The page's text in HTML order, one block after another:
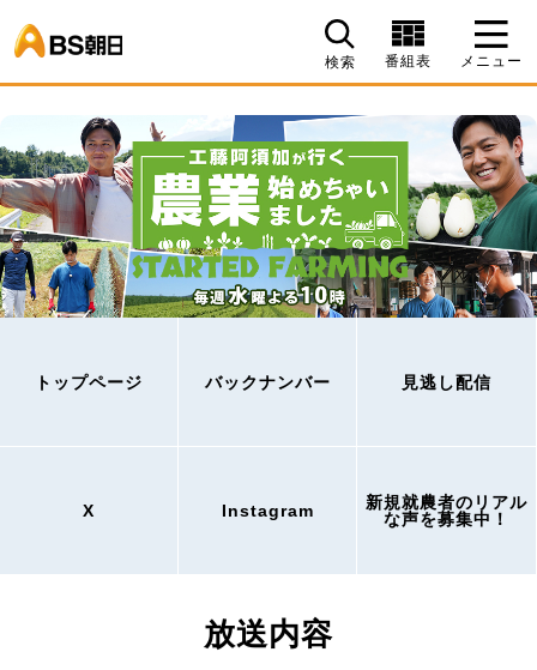
検索 番組表 メニュー
トップページ バックナンバー 見逃し配信
X Instagram
新規就農者のリアル
な声を募集中！
放送内容